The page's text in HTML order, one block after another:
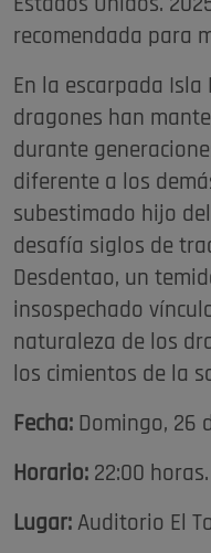
Estados Unidos.
recomendada para
En la escarpada
dragones han
durante
diferente a los
subestimado hijo
desafía siglos de
Desdentao, un
insospechado
naturaleza de los
los cimientos de la
Fecha: Domingo, 26
Horario: 22:00 horas.
Lugar: Auditorio El